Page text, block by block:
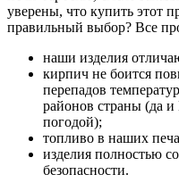
уверены, что купить этот
правильный выбор? Все
наши изделия
кирпич не боится
перепадов
районов страны (да и
погодой);
топливо в наших
изделия полностью
безопасности.